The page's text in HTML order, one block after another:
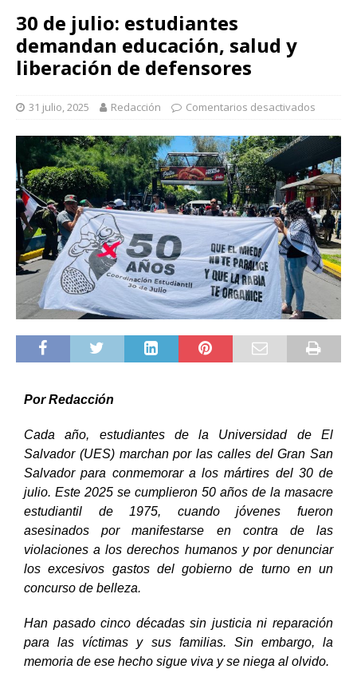
30 de julio: estudiantes
demandan educación, salud y
liberación de defensores
31 julio, 2025 Redacción Comentarios desactivados
Por Redacción
Cada año, estudiantes de la Universidad de El
Salvador (UES) marchan por las calles del Gran San
Salvador para conmemorar a los mártires del 30 de
julio. Este 2025 se cumplieron 50 años de la masacre
estudiantil de 1975, cuando jóvenes fueron
asesinados por manifestarse en contra de las
violaciones a los derechos humanos y por denunciar
los excesivos gastos del gobierno de turno en un
concurso de belleza.
Han pasado cinco décadas sin justicia ni reparación
para las víctimas y sus familias. Sin embargo, la
memoria de ese hecho sigue viva y se niega al olvido.